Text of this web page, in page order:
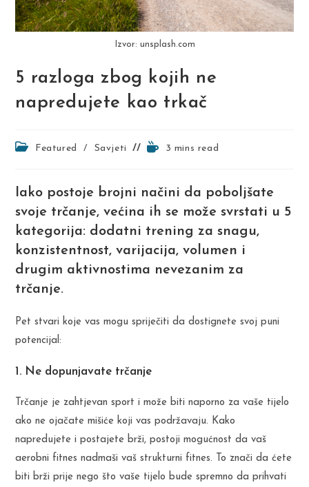
Izvor: unsplash.com
5 razloga zbog kojih ne
napredujete kao trkač
PostFeatured / Savjeti
Reading3 mins read
Iako postoje brojni načini da poboljšate
svoje trčanje, većina ih se može svrstati u 5
kategorija: dodatni trening za snagu,
konzistentnost, varijacija, volumen i
drugim aktivnostima nevezanim za
trčanje.
Pet stvari koje vas mogu spriječiti da dostignete svoj puni
potencijal:
1. Ne dopunjavate trčanje
Trčanje je zahtjevan sport i može biti naporno za vaše tijelo
ako ne ojačate mišiće koji vas podržavaju. Kako
napredujete i postajete brži, postoji mogućnost da vaš
aerobni fitnes nadmaši vaš strukturni fitnes. To znači da ćete
biti brži prije nego što vaše tijelo bude spremno da prihvati